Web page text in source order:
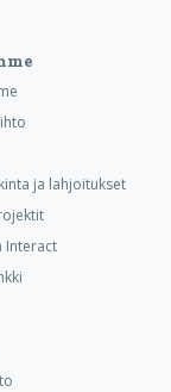
ja lahjoitukset
Interact